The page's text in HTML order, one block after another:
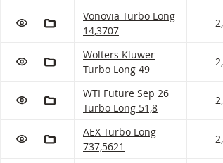
VOEG TOE AAN WATCHLIST
AAN PORTFOLIO TOEVOEGEN
Vonovia Turbo Long Met stop
Vonovia Turbo Long
14,3707
VOEG TOE AAN WATCHLIST
AAN PORTFOLIO TOEVOEGEN
Wolters Kluwer Turbo Long
Wolters Kluwer
Turbo Long 49
VOEG TOE AAN WATCHLIST
AAN PORTFOLIO TOEVOEGEN
WTI Future Sep 26 Turbo
WTI Future Sep 26
Turbo Long 51,8
VOEG TOE AAN WATCHLIST
AAN PORTFOLIO TOEVOEGEN
AEX Turbo Long Met stop
AEX Turbo Long
737,5621